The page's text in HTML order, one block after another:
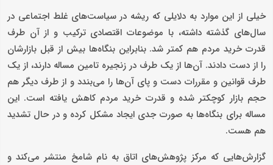
خیلی از این موارد به دلایلی که ریشه در سیاست‌های غلط اجتماعی در
سال‌های گذشته داشته، با موضوعات اقتصادی ترکیب و از آن طرف
قدرت خرید مردم هم کمتر شد. بنابراین بنگاه‌ها بیش از قبل بازارشان
را از دست دادند. آن‌ها از یک طرف در زنجیره تامین مساله دارند، از یک
طرف قوانین و مقررات دست و پای آن‌ها را می‌بندد و از طرف دیگر هم
حجم بازار کوچکتر شده و قدرت خرید مردم کاهش یافته است. این
مساله برای بنگاه‌ها به صورت جدی ایجاد مشکل کرده و در حال تشدید
هم هست.
گزارش‌هایی که مرکز پژوهش‌های اتاق به نام شامخ منتشر می‌کند و